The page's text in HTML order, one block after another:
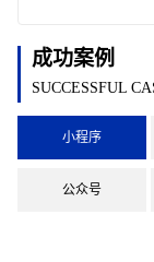
成功案例
SUCCESSFUL
小程序
公众号